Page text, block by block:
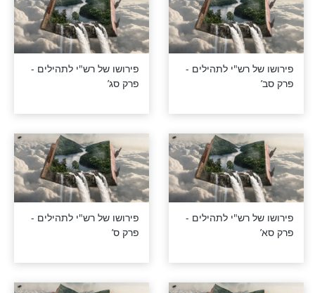
רש"י לתהילים -
פירושו של רש"י לתהילים -
פרק סו’
רש"י לתהילים -
פירושו של רש"י לתהילים -
פרק סג’